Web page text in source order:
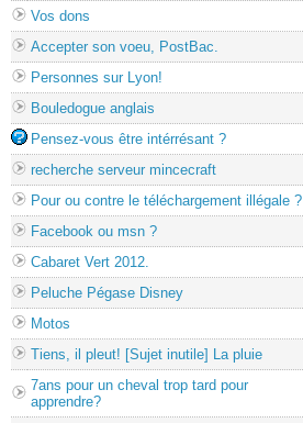
Vos dons
Accepter son voeu, PostBac.
Personnes sur Lyon!
Bouledogue anglais
Pensez-vous être intérrésant ?
recherche serveur mincecraft
Pour ou contre le téléchargement illégale ?
Facebook ou msn ?
Cabaret Vert 2012.
Peluche Pégase Disney
Motos
Tiens, il pleut! [Sujet inutile] La pluie
7ans pour un cheval trop tard pour
apprendre?